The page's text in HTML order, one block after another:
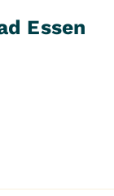
Essen